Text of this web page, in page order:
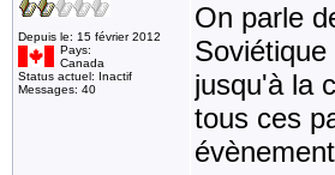
Depuis le: 15 février 2012
Pays:
Canada
Status actuel: Inactif
Messages: 40
On parle
jusqu'à la
tous ces